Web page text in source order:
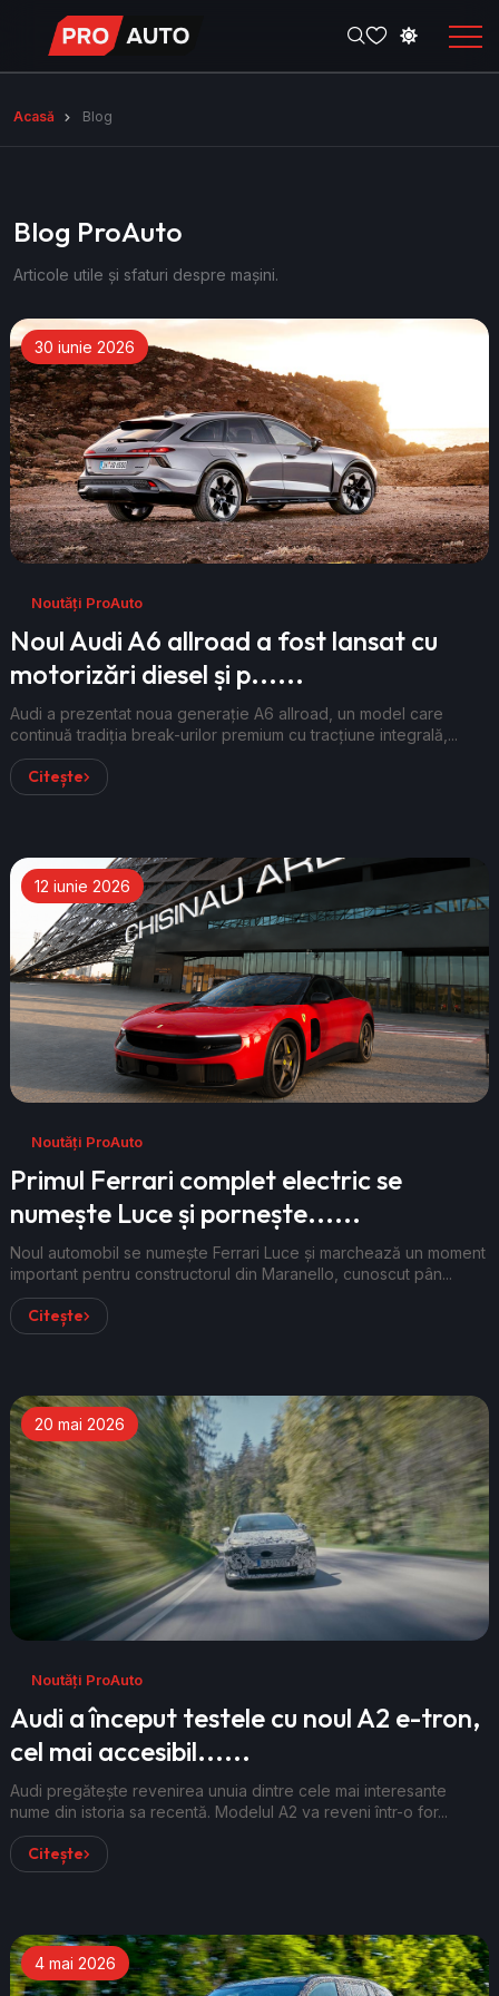
Acasă Blog
Blog ProAuto
Articole utile și sfaturi despre mașini.
30 iunie 2026
Noutăți ProAuto
Noul Audi A6 allroad a fost lansat cu
motorizări diesel și p......
Audi a prezentat noua generație A6 allroad, un model care
continuă tradiția break-urilor premium cu tracțiune integrală,...
Citește
12 iunie 2026
Noutăți ProAuto
Primul Ferrari complet electric se
numește Luce și pornește......
Noul automobil se numește Ferrari Luce și marchează un moment
important pentru constructorul din Maranello, cunoscut pân...
Citește
20 mai 2026
Noutăți ProAuto
Audi a început testele cu noul A2 e-tron,
cel mai accesibil......
Audi pregătește revenirea unuia dintre cele mai interesante
nume din istoria sa recentă. Modelul A2 va reveni într-o for...
Citește
4 mai 2026